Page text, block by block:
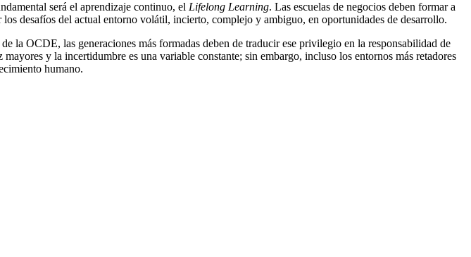
será el aprendizaje continuo, el Lifelong Learning. Las escuelas de negocios deben formar a
desafíos del actual entorno volátil, incierto, complejo y ambiguo, en oportunidades de desarrollo.
la OCDE, las generaciones más formadas deben de traducir ese privilegio en la responsabilidad de
y la incertidumbre es una variable constante; sin embargo, incluso los entornos más retadores
humano.